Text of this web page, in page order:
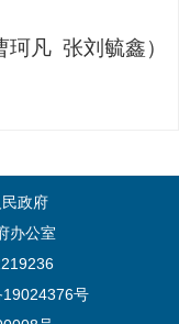
珂凡 张刘毓鑫）
政府
办公室
19024376号